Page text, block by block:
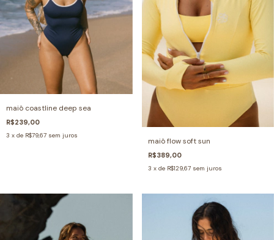
maiô coastline deep sea
R$239,00
3 x de R$79,67 sem juros
maiô flow soft sun
R$389,00
3 x de R$129,67 sem juros